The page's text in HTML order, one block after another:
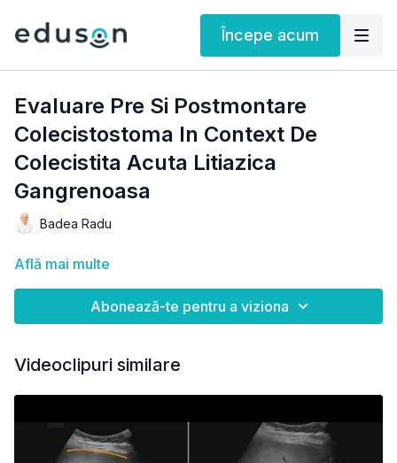
Începe acum
Evaluare Pre Si Postmontare
Colecistostoma In Context De
Colecistita Acuta Litiazica
Gangrenoasa
Badea Radu
Află mai multe
Abonează-te pentru a viziona
Videoclipuri similare